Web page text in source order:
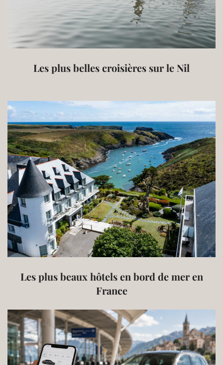
Les plus belles croisières sur le Nil
Les plus beaux hôtels en bord de mer en
France